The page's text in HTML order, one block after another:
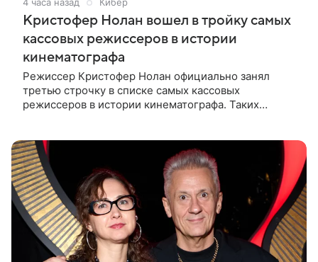
4 часа назад Кибер
Кристофер Нолан вошел в тройку самых
кассовых режиссеров в истории
кинематографа
Режиссер Кристофер Нолан официально занял
третью строчку в списке самых кассовых
режиссеров в истории кинематографа. Таких